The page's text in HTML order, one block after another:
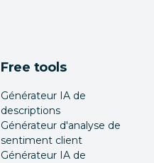
Free tools
Générateur IA de
descriptions
Générateur d'analyse de
sentiment client
Générateur IA de